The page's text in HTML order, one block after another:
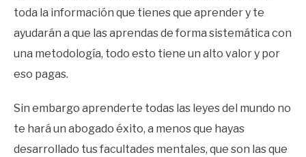
toda la información que tienes que aprender y te
ayudarán a que las aprendas de forma sistemática con
una metodología, todo esto tiene un alto valor y por
eso pagas.
Sin embargo aprenderte todas las leyes del mundo no
te hará un abogado éxito, a menos que hayas
desarrollado tus facultades mentales, que son las que